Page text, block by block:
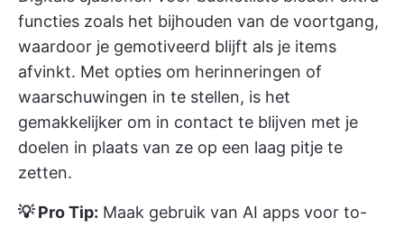
functies zoals het bijhouden van de voortgang,
waardoor je gemotiveerd blijft als je items
afvinkt. Met opties om herinneringen of
waarschuwingen in te stellen, is het
gemakkelijker om in contact te blijven met je
doelen in plaats van ze op een laag pitje te
zetten.
💡 Pro Tip: Maak gebruik van AI apps voor to-